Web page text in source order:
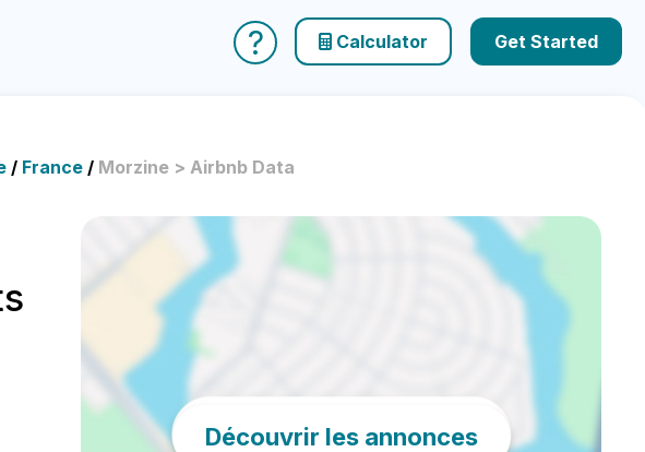
? Calculator Get Started
/ France / Morzine > Airbnb Data
Découvrir les annonces